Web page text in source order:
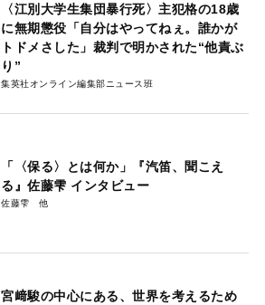
〈江別大学生集団暴行死〉主犯格の18歳
に無期懲役「自分はやってねぇ。誰かが
トドメさした」裁判で明かされた“他責ぶ
り”
集英社オンライン編集部ニュース班
「〈保る〉とは何か」『汽笛、聞こえ
る』佐藤雫 インタビュー
佐藤雫
宮﨑駿の中心にある、世界を考えるため